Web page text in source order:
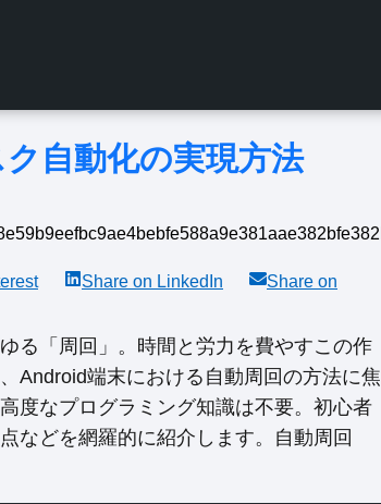
自動化の実現方法
Share on LinkedIn
Share on
る「周回」。時間と労力を費やすこの作
Android端末における自動周回の方法に焦
度なプログラミング知識は不要。初心者
などを網羅的に紹介します。自動周回